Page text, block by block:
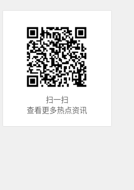
扫一扫
查看更多热点资讯